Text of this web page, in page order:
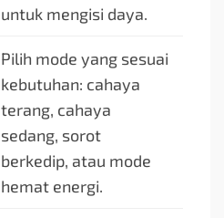
untuk mengisi daya.
Pilih mode yang sesuai
kebutuhan: cahaya
terang, cahaya
sedang, sorot
berkedip, atau mode
hemat energi.